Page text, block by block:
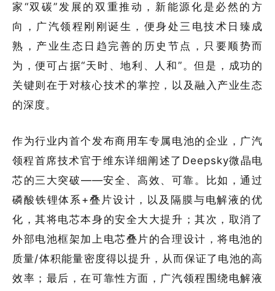
家“双碳”发展的双重推动，新能源化是必然的方
向，广汽领程刚刚诞生，便身处三电技术日臻成
熟，产业生态日趋完善的历史节点，只要顺势而
为，便可占据“天时、地利、人和”。但是，成功的
关键则在于对核心技术的掌控，以及融入产业生态
的深度。
作为行业内首个发布商用车专属电池的企业，广汽
领程首席技术官于维东详细阐述了Deepsky微晶电
芯的三大突破——安全、高效、可靠。比如，通过
磷酸铁锂体系+叠片设计，以及隔膜与电解液的优
化，其将电芯本身的安全大大提升；其次，取消了
外部电池框架加上电芯叠片的合理设计，将电池的
质量/体积能量密度得以提升，从而保证了电池的高
效率；最后，在可靠性方面，广汽领程围绕电解液